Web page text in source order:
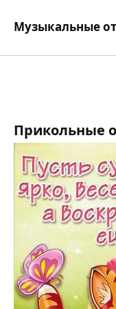
Музыкальные
Прикольные